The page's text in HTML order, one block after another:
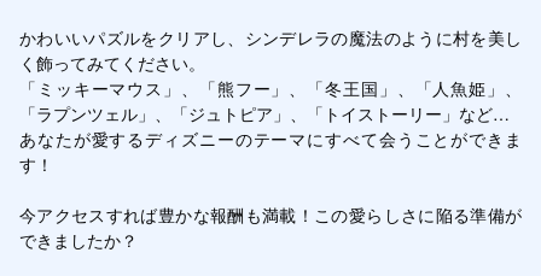
かわいいパズルをクリアし、シンデレラの魔法のように村を美し
く飾ってみてください。
「ミッキーマウス」、「熊フー」、「冬王国」、「人魚姫」、
「ラプンツェル」、「ジュトピア」、「トイストーリー」など…
あなたが愛するディズニーのテーマにすべて会うことができま
す！
今アクセスすれば豊かな報酬も満載！この愛らしさに陥る準備が
できましたか？